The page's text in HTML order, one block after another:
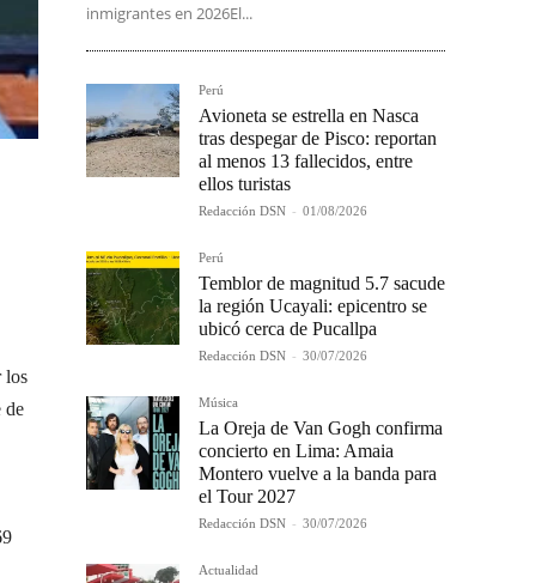
los
de
inmigrantes en 2026El...
Perú
Avioneta se estrella en Nasca
tras despegar de Pisco: reportan
al menos 13 fallecidos, entre
ellos turistas
Redacción DSN - 01/08/2026
Perú
Temblor de magnitud 5.7 sacude
la región Ucayali: epicentro se
ubicó cerca de Pucallpa
Redacción DSN - 30/07/2026
Música
La Oreja de Van Gogh confirma
concierto en Lima: Amaia
Montero vuelve a la banda para
el Tour 2027
Redacción DSN - 30/07/2026
Actualidad